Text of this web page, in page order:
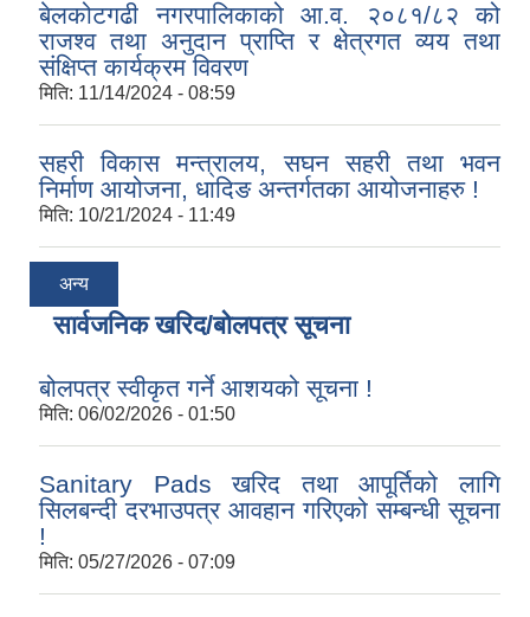
बेलकोटगढी नगरपालिकाको आ.व. २०८१/८२ को
राजश्व तथा अनुदान प्राप्ति र क्षेत्रगत व्यय तथा
संक्षिप्त कार्यक्रम विवरण
मिति: 11/14/2024 - 08:59
सहरी विकास मन्त्रालय, सघन सहरी तथा भवन
निर्माण आयोजना, धादिङ अन्तर्गतका आयोजनाहरु !
मिति: 10/21/2024 - 11:49
अन्य
सार्वजनिक खरिद/बोलपत्र सूचना
बोलपत्र स्वीकृत गर्ने आशयको सूचना !
मिति: 06/02/2026 - 01:50
Sanitary Pads खरिद तथा आपूर्तिको लागि
सिलबन्दी दरभाउपत्र आवहान गरिएको सम्बन्धी सूचना
!
मिति: 05/27/2026 - 07:09